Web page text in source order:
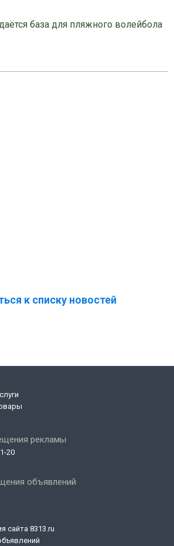
база для пляжного волейбола
к списку новостей
рекламы
20
объявлений
сайта 8313.ru